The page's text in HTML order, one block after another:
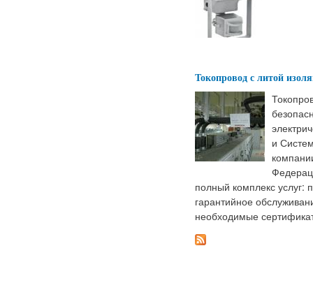
Токопровод с литой
и
полный комплекс услуг:
гарантийное
необходимые